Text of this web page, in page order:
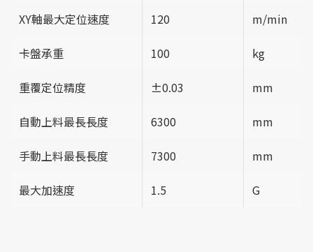
XY軸最大定位速度 120 m/min
卡盤承重 100 kg
重覆定位精度 ±0.03 mm
自動上料最長長度 6300 mm
手動上料最長長度 7300 mm
最大加速度 1.5 G